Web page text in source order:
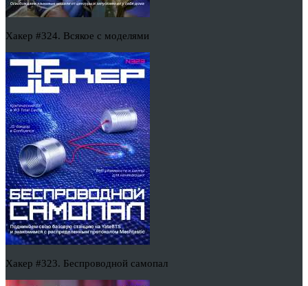
Хакер #324. Всякое с моделями
Хакер #323. Беспроводной самопал